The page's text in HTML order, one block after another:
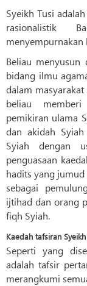
Syeikh Tusi
rasionalistik
menyempurnakan
Beliau
bidang ilmu
dalam
beliau
pemikiran ulama
dan akidah
Syiah dengan
penguasaan
hadits yang jumud
sebagai
ijtihad dan orang
fiqh Syiah.
Kaedah tafsiran
Seperti yang
adalah tafsir
merangkumi